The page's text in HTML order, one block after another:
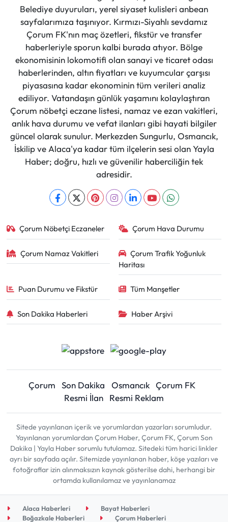
Belediye duyuruları, yerel siyaset kulisleri anbean
sayfalarımıza taşınıyor. Kırmızı-Siyahlı sevdamız
Çorum FK'nın maç özetleri, fikstür ve transfer
haberleriyle sporun kalbi burada atıyor. Bölge
ekonomisinin lokomotifi olan sanayi ve ticaret odası
haberlerinden, altın fiyatları ve kuyumcular çarşısı
piyasasına kadar ekonominin tüm verileri analiz
ediliyor. Vatandaşın günlük yaşamını kolaylaştıran
Çorum nöbetçi eczane listesi, namaz ve ezan vakitleri,
anlık hava durumu ve vefat ilanları gibi hayati bilgiler
güncel olarak sunulur. Merkezden Sungurlu, Osmancık,
İskilip ve Alaca'ya kadar tüm ilçelerin sesi olan Yayla
Haber; doğru, hızlı ve güvenilir haberciliğin tek
adresidir.
Çorum Nöbetçi Eczaneler Çorum Hava Durumu
Çorum Namaz Vakitleri
Çorum Trafik Yoğunluk
Haritası
Puan Durumu ve Fikstür Tüm Manşetler
Son Dakika Haberleri Haber Arşivi
Çorum Son Dakika Osmancık Çorum FK
Resmi İlan
Resmi Reklam
Sitede yayınlanan içerik ve yorumlardan yazarları sorumludur.
Yayınlanan yorumlardan Çorum Haber, Çorum FK, Çorum Son
Dakika | Yayla Haber sorumlu tutulamaz. Sitedeki tüm harici linkler
ayrı bir sayfada açılır. Sitemizde yayınlanan haber, köşe yazıları ve
fotoğraflar izin alınmaksızın kaynak gösterilse dahi, herhangi bir
ortamda kullanılamaz ve yayınlanamaz
Alaca Haberleri
Bayat Haberleri
Boğazkale Haberleri
Çorum Haberleri